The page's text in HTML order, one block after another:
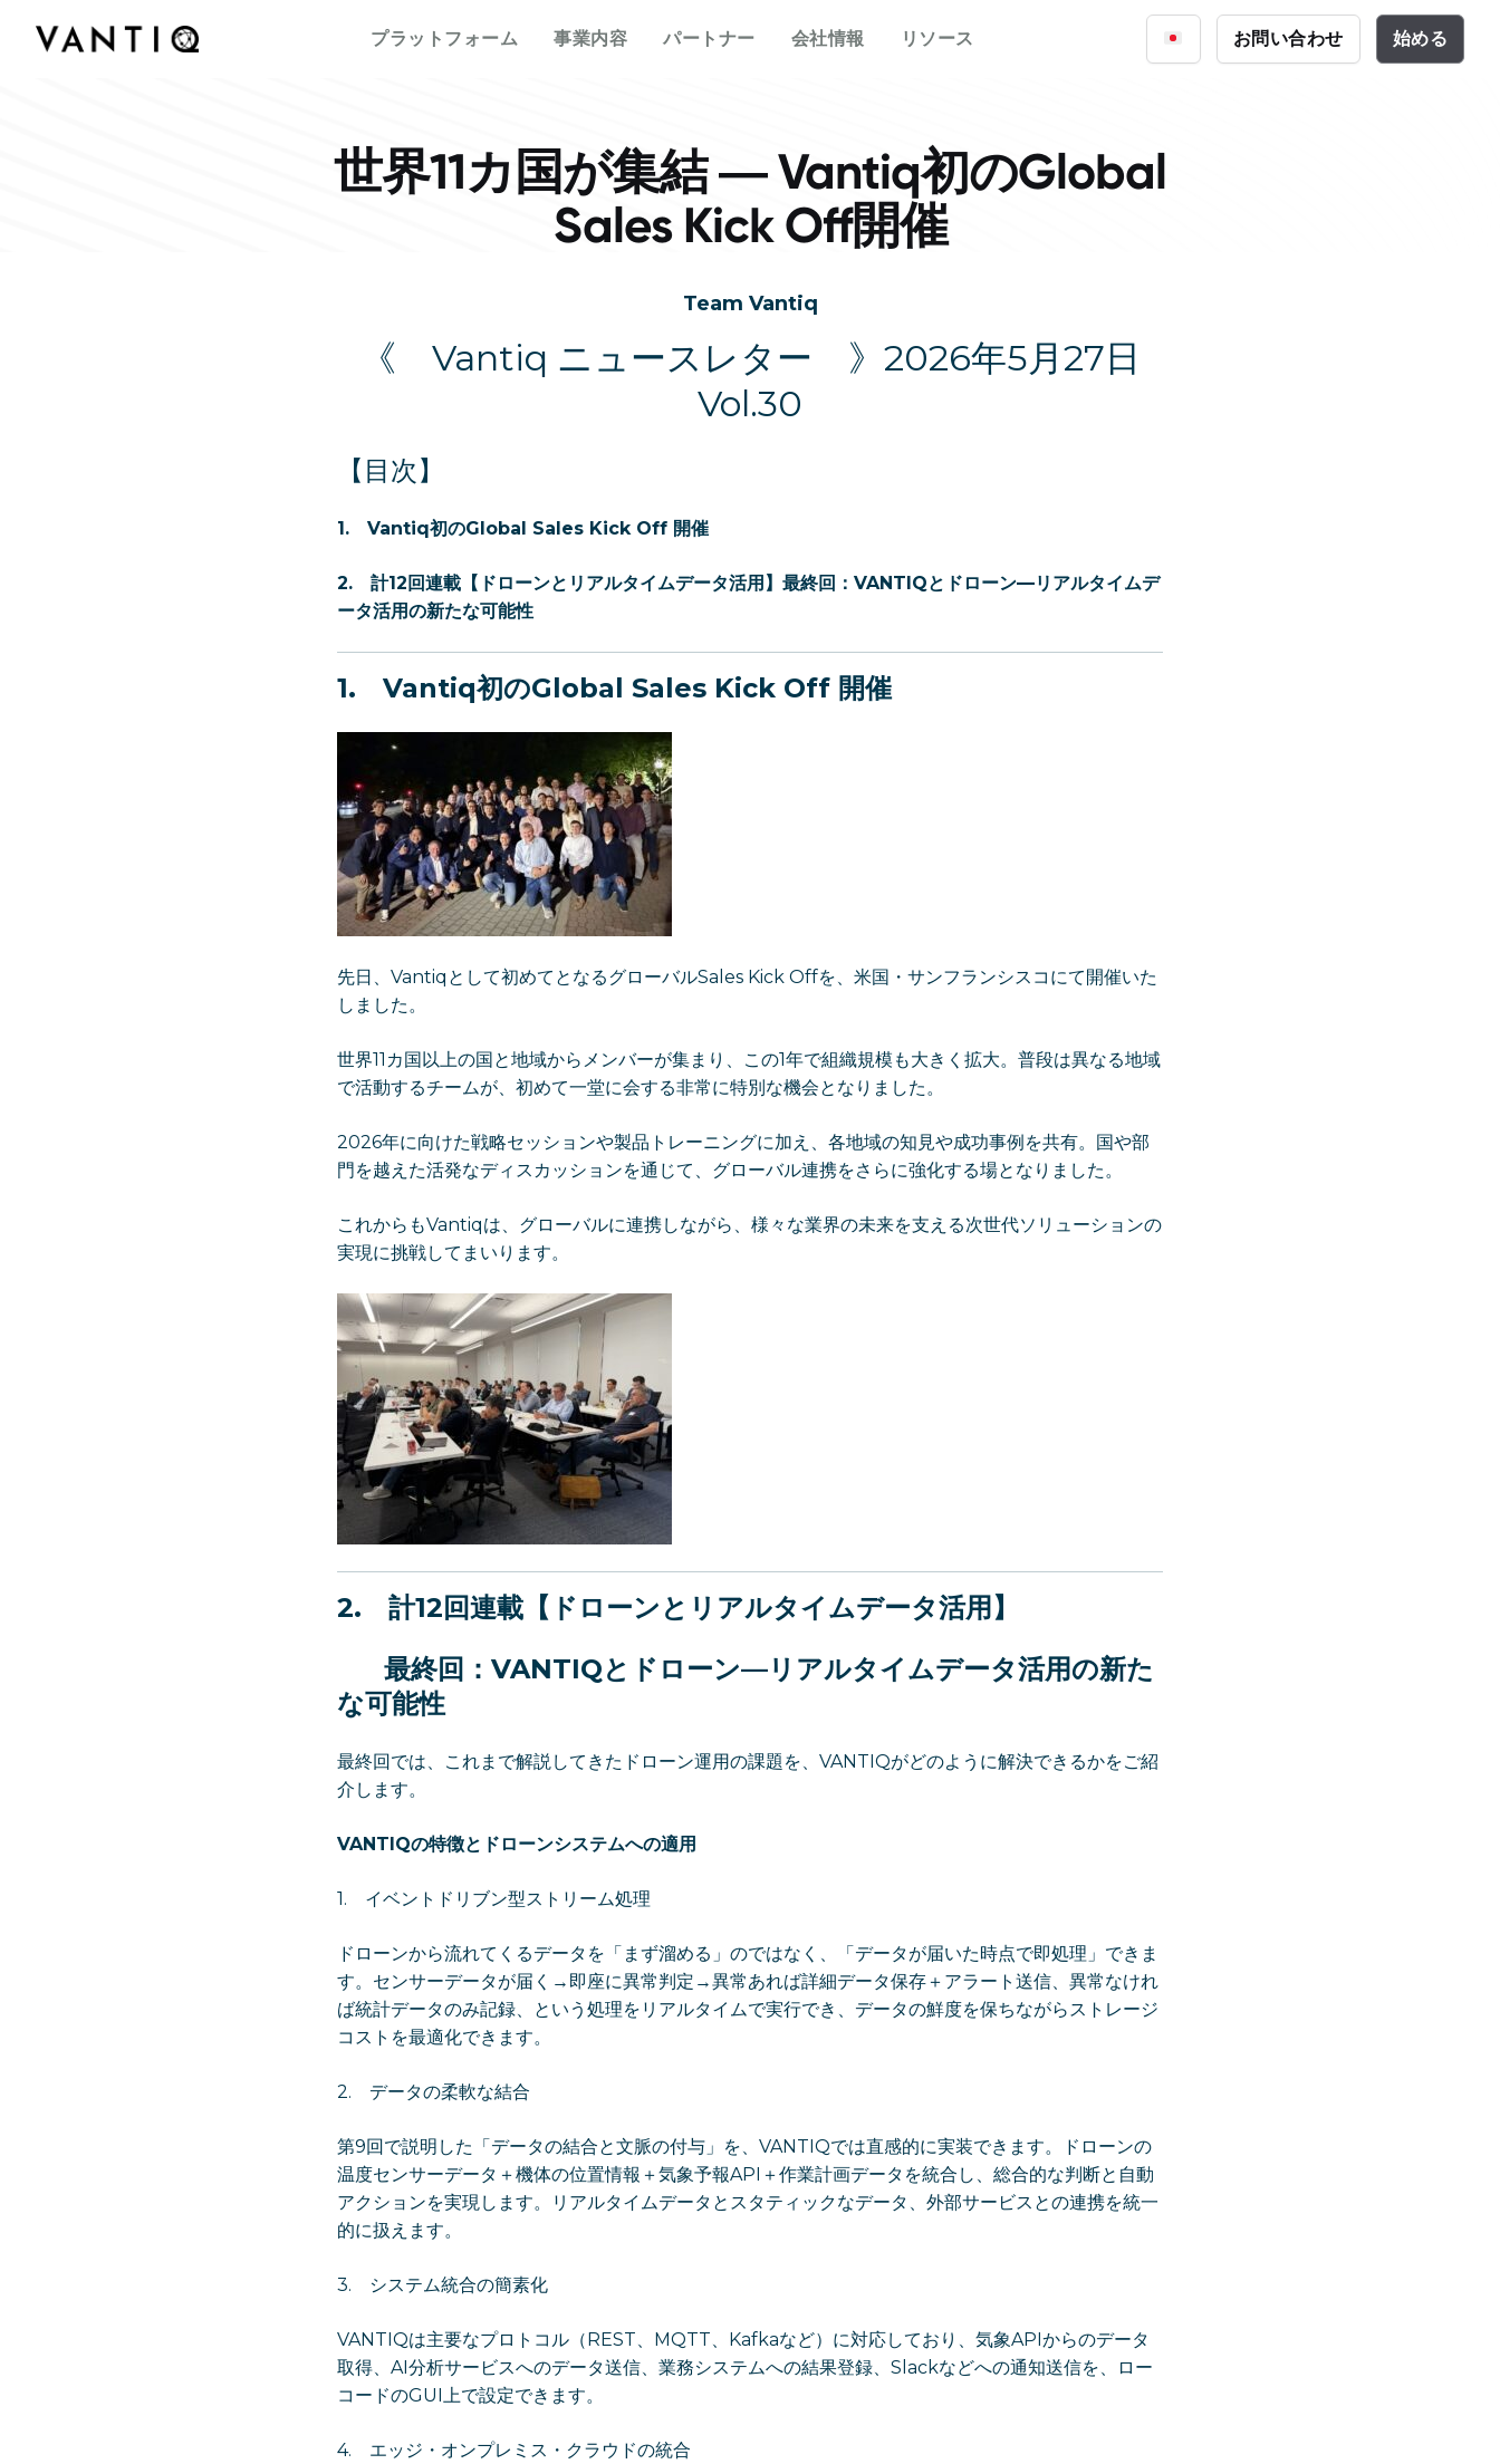
プラットフォーム 事業内容 パートナー 会社情報 リソース お問い合わせ 始める
Vantiqは、リアルタイムのインテリジェントシ
プラットフォーム
エージェントAI
イベント駆動型アーキテクチャ
事業内容
サイバーセキュリティ
パートナー もっと知る 資料
Vantiqを支えるチームをご紹介いたします。私
Vantiq について
採用情報
イベント
Vantiqのポッドキャストをはじめとする導入事
例、プレスリリースまで、お役立ち資料をご覧
データシート
ニュースレター
プレスリリース
お客様の声
世界11カ国が集結 ― Vantiq初のGlobal
Sales Kick Off開催
Team Vantiq
《 Vantiq ニュースレター 》2026年5月27日
Vol.30
【目次】
1. Vantiq初のGlobal Sales Kick Off 開催
2. 計12回連載【ドローンとリアルタイムデータ活用】 最終回： VANTIQとドローン—リアルタイムデ
ータ活用の新たな可能性
1. Vantiq初のGlobal Sales Kick Off 開催
先日、Vantiqとして初めてとなるグローバルSales Kick Offを、米国・サンフランシスコにて開催いた
しました。
世界11カ国以上の国と地域からメンバーが集まり、この1年で組織規模も大きく拡大。普段は異なる地域
で活動するチームが、初めて一堂に会する非常に特別な機会となりました。
2026年に向けた戦略セッションや製品トレーニングに加え、各地域の知見や成功事例を共有。国や部
門を越えた活発なディスカッションを通じて、グローバル連携をさらに強化する場となりました。
これからもVantiqは、グローバルに連携しながら、様々な業界の未来を支える次世代ソリューションの
実現に挑戦してまいります。
2. 計12回連載【ドローンとリアルタイムデータ活用】
最終回： VANTIQとドローン—リアルタイムデータ活用の新た
な可能性
最終回では、これまで解説してきたドローン運用の課題を、VANTIQがどのように解決できるかをご紹
介します。
VANTIQの特徴とドローンシステムへの適用
1. イベントドリブン型ストリーム処理
ドローンから流れてくるデータを「まず溜める」のではなく、「データが届いた時点で即処理」できま
す。センサーデータが届く→即座に異常判定→異常あれば詳細データ保存＋アラート送信、異常なけれ
ば統計データのみ記録、という処理をリアルタイムで実行でき、データの鮮度を保ちながらストレージ
コストを最適化できます。
2. データの柔軟な結合
第9回で説明した「データの結合と文脈の付与」を、VANTIQでは直感的に実装できます。ドローンの
温度センサーデータ＋機体の位置情報＋気象予報API＋作業計画データを統合し、総合的な判断と自動
アクションを実現します。リアルタイムデータとスタティックなデータ、外部サービスとの連携を統一
的に扱えます。
3. システム統合の簡素化
VANTIQは主要なプロトコル（REST、MQTT、Kafkaなど）に対応しており、気象APIからのデータ
取得、AI分析サービスへのデータ送信、業務システムへの結果登録、Slackなどへの通知送信を、ロー
コードのGUI上で設定できます。
4. エッジ・オンプレミス・クラウドの統合